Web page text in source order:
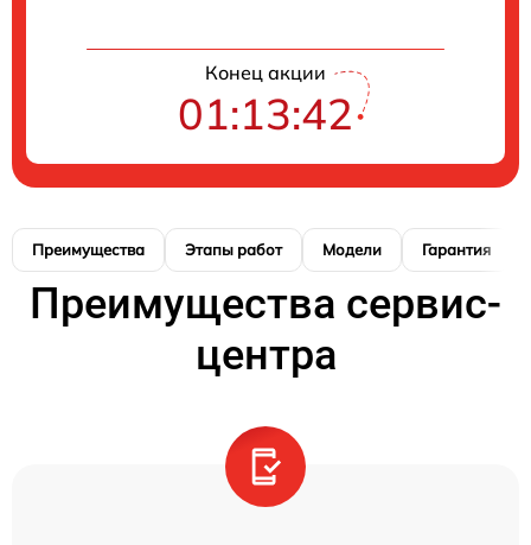
Конец акции
01:13:41
Преимущества Этапы работ Модели Гарантия
Преимущества сервис-
центра